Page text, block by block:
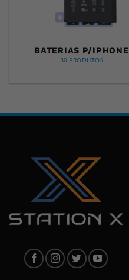
BATERIAS P/IPHONE
30 PRODUTOS